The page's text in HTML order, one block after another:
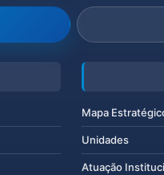
Mapa
Unidades
Atuação